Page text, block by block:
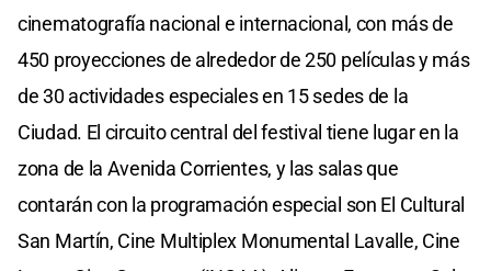
cinematografía nacional e internacional, con más de
450 proyecciones de alrededor de 250 películas y más
de 30 actividades especiales en 15 sedes de la
Ciudad. El circuito central del festival tiene lugar en la
zona de la Avenida Corrientes, y las salas que
contarán con la programación especial son El Cultural
San Martín, Cine Multiplex Monumental Lavalle, Cine